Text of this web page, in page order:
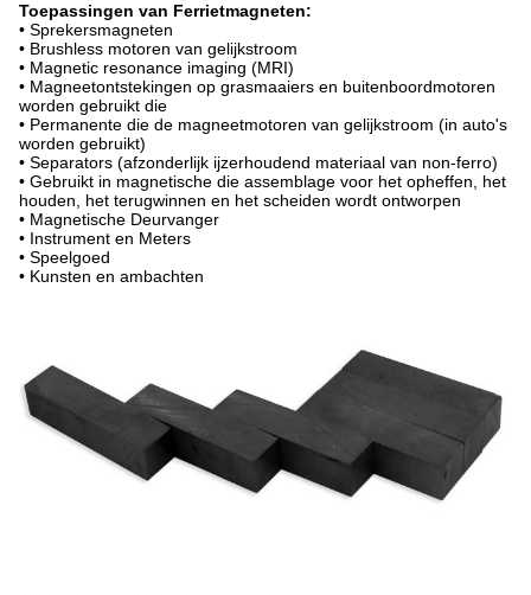
Toepassingen van Ferrietmagneten:
• Sprekersmagneten
• Brushless motoren van gelijkstroom
• Magnetic resonance imaging (MRI)
• Magneetontstekingen op grasmaaiers en buitenboordmotoren
worden gebruikt die
• Permanente die de magneetmotoren van gelijkstroom (in auto's
worden gebruikt)
• Separators (afzonderlijk ijzerhoudend materiaal van non-ferro)
• Gebruikt in magnetische die assemblage voor het opheffen, het
houden, het terugwinnen en het scheiden wordt ontworpen
• Magnetische Deurvanger
• Instrument en Meters
• Speelgoed
• Kunsten en ambachten